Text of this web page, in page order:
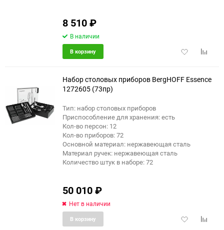
8 510₽
В наличии
Добавить
В корзину
Набор столовых приборов BergHOFF Essence
1272605 (73пр)
Тип: набор столовых приборов
Приспособление для хранения: есть
Кол-во персон: 12
Кол-во приборов: 72
Основной материал: нержавеющая сталь
Материал ручек: нержавеющая сталь
Количество штук в наборе: 72
50 010₽
Нет в наличии
Добавить
В корзину